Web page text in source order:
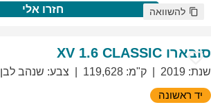
חזרו אלי להשוואה
סובארו XV 1.6 CLASSIC
שנת:
2019 ק"מ:
119,628 צבע: שנהב לבן
יד ראשונה